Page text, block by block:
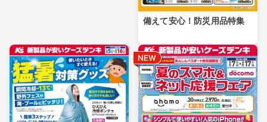
備えて安心！防災用品特集